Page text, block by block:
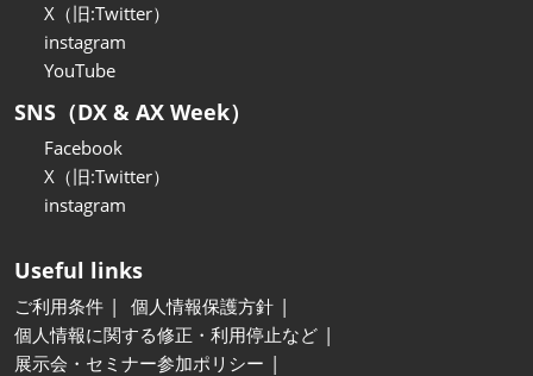
X（旧:Twitter）
instagram
YouTube
SNS（DX & AX Week）
Facebook
X（旧:Twitter）
instagram
Useful links
ご利用条件
個人情報保護方針
個人情報に関する修正・利用停止など
展示会・セミナー参加ポリシー